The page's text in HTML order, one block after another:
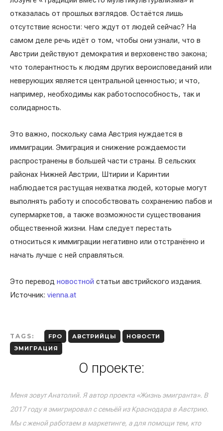
отказалась от прошлых взглядов. Остаётся лишь
отсутствие ясности: чего ждут от людей сейчас? На
самом деле речь идёт о том, чтобы они узнали, что в
Австрии действуют демократия и верховенство закона;
что толерантность к людям других вероисповеданий или
неверующих является центральной ценностью; и что,
например, необходимы как работоспособность, так и
солидарность.
Это важно, поскольку сама Австрия нуждается в
иммиграции. Эмиграция и снижение рождаемости
распространены в большей части страны. В сельских
районах Нижней Австрии, Штирии и Каринтии
наблюдается растущая нехватка людей, которые могут
выполнять работу и способствовать сохранению пабов и
супермаркетов, а также возможности существования
общественной жизни. Нам следует перестать
относиться к иммиграции негативно или отстранённо и
начать лучше с ней справляться.
Это перевод новостной статьи австрийского издания.
Источник: vienna.at
TAGS: FPO АВСТРИЙЦЫ
НОВОСТИ
ЭМИГРАЦИЯ
О проекте:
Меня зовут Анатолий. Я автор проекта «Жизнь эмигранта». В
2017 году я эмигрировал с семьёй из Краснодара в Австрию.
Мы с женой работаем в маркетинге, а для помощи тем, кто